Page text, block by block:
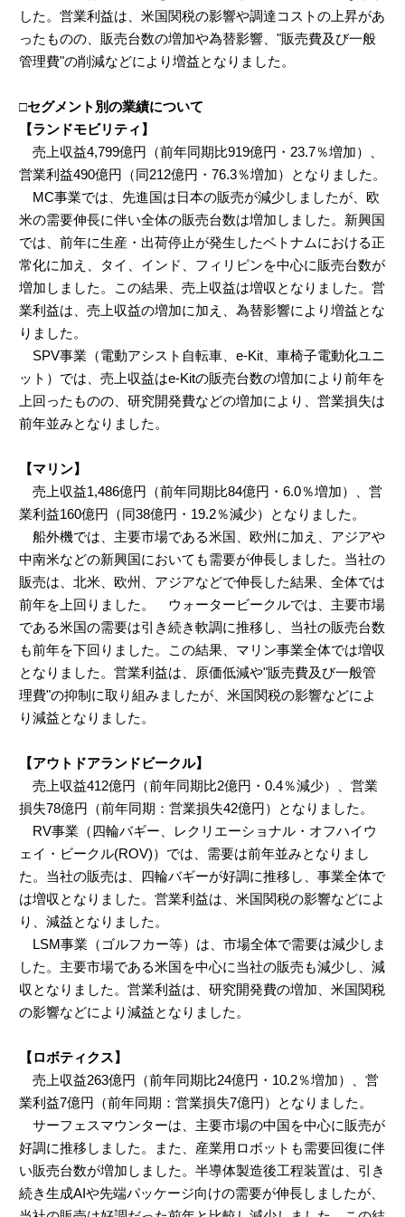
した。営業利益は、米国関税の影響や調達コストの上昇があ
ったものの、販売台数の増加や為替影響、"販売費及び一般
管理費"の削減などにより増益となりました。
□セグメント別の業績について
【ランドモビリティ】
売上収益4,799億円（前年同期比919億円・23.7％増加）、
営業利益490億円（同212億円・76.3％増加）となりました。
MC事業では、先進国は日本の販売が減少しましたが、欧
米の需要伸長に伴い全体の販売台数は増加しました。新興国
では、前年に生産・出荷停止が発生したベトナムにおける正
常化に加え、タイ、インド、フィリピンを中心に販売台数が
増加しました。この結果、売上収益は増収となりました。営
業利益は、売上収益の増加に加え、為替影響により増益とな
りました。
SPV事業（電動アシスト自転車、e-Kit、車椅子電動化ユニ
ット）では、売上収益はe-Kitの販売台数の増加により前年を
上回ったものの、研究開発費などの増加により、営業損失は
前年並みとなりました。
【マリン】
売上収益1,486億円（前年同期比84億円・6.0％増加）、営
業利益160億円（同38億円・19.2％減少）となりました。
船外機では、主要市場である米国、欧州に加え、アジアや
中南米などの新興国においても需要が伸長しました。当社の
販売は、北米、欧州、アジアなどで伸長した結果、全体では
前年を上回りました。 ウォータービークルでは、主要市場
である米国の需要は引き続き軟調に推移し、当社の販売台数
も前年を下回りました。この結果、マリン事業全体では増収
となりました。営業利益は、原価低減や"販売費及び一般管
理費"の抑制に取り組みましたが、米国関税の影響などによ
り減益となりました。
【アウトドアランドビークル】
売上収益412億円（前年同期比2億円・0.4％減少）、営業
損失78億円（前年同期：営業損失42億円）となりました。
RV事業（四輪バギー、レクリエーショナル・オフハイウ
ェイ・ビークル(ROV)）では、需要は前年並みとなりまし
た。当社の販売は、四輪バギーが好調に推移し、事業全体で
は増収となりました。営業利益は、米国関税の影響などによ
り、減益となりました。
LSM事業（ゴルフカー等）は、市場全体で需要は減少しま
した。主要市場である米国を中心に当社の販売も減少し、減
収となりました。営業利益は、研究開発費の増加、米国関税
の影響などにより減益となりました。
【ロボティクス】
売上収益263億円（前年同期比24億円・10.2％増加）、営
業利益7億円（前年同期：営業損失7億円）となりました。
サーフェスマウンターは、主要市場の中国を中心に販売が
好調に推移しました。また、産業用ロボットも需要回復に伴
い販売台数が増加しました。半導体製造後工程装置は、引き
続き生成AIや先端パッケージ向けの需要が伸長しましたが、